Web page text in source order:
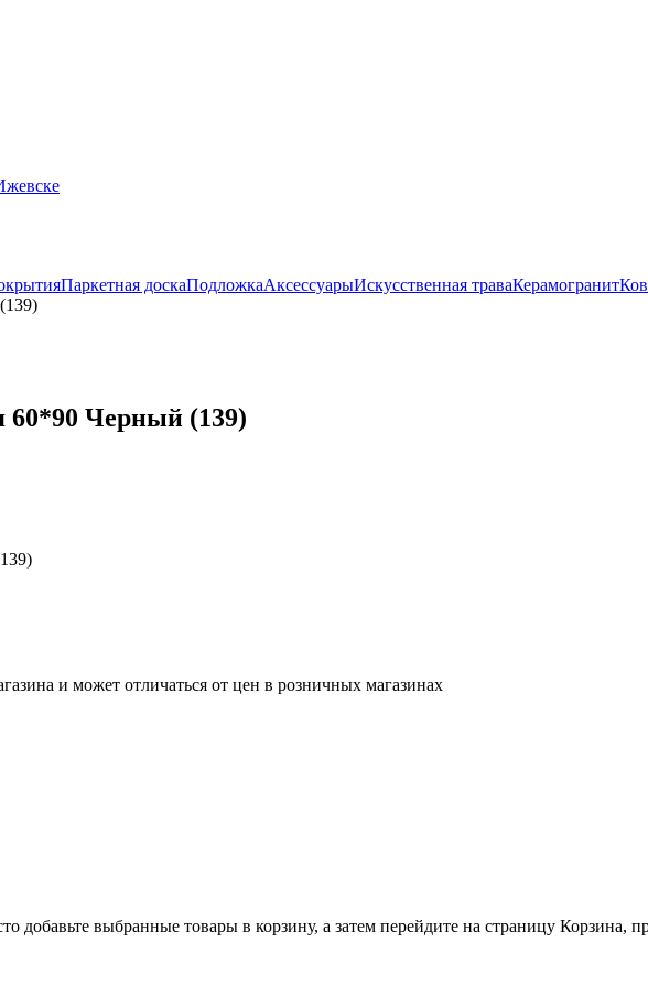
Паркетная доскаПодложкаАксессуарыИскусственная траваКерамогранит
Черный (139)
и может отличаться от цен в розничных магазинах
добавьте выбранные товары в корзину, а затем перейдите на страницу Корзина,